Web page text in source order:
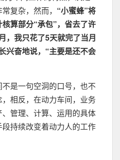
复杂，然而， “小蜜蜂”将
算部分“承包”，省去了许
，我只花了5天就完了当月
兴奋地说，“主要是还不会
是一句空洞的口号，也不
相反，在动力车间，业务
管理、计算、运用的具体
持续改变着动力人的工作